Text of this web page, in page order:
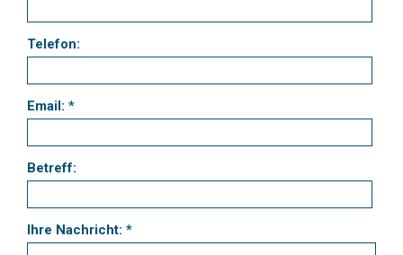
Telefon:
Email: *
Betreff:
Ihre Nachricht: *